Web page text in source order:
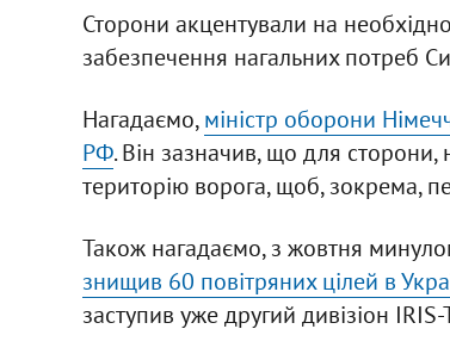
Сторони акцентували на
забезпечення нагальних потреб
Нагадаємо,міністр оборони
РФ. Він зазначив, що для
територію ворога, щоб, зокрема,
Також нагадаємо, з жовтня
знищив 60 повітряних цілей в
заступив уже другий дивізіон IRIS-